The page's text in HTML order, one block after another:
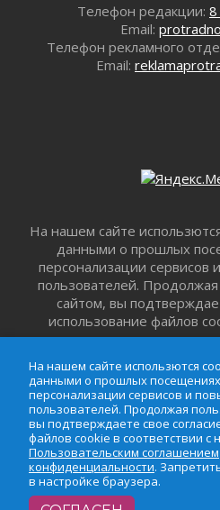
Болезнь девственниц и
Безмолвный крик о
Не женское это
Все силы в кулак
01 августа 2026
Айда на пляж!
01 августа 2026
Один в поле — не воин
01 августа 2026
Пик топливного кризиса
31 июля 2026
О мужестве, долге и
31 июля 2026
Ленинградцы — бойцам
31 июля 2026
Маршрутами будущего —
Телефон редакции: 8
Email:
Телефон рекламного
Email:
На нашем сайте
данными о прошлых
персонализации сервисов
пользователей.
сайтом, вы
использование файлов
настоящим
соглашением
конфиденциальности.
можно в
На нашем сайте использются
данными о прошлых посещениях
персонализации сервисов и
пользователей. Продолжая
вы подтверждаете свое
файлов cookie в соответствии
Пользовательским соглашением
конфиденциальности.
в настройке браузера.